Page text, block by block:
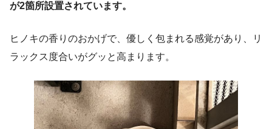
が2箇所設置されています。
ヒノキの香りのおかげで、優しく包まれる感覚があり、リ
ラックス度合いがグッと高まります。